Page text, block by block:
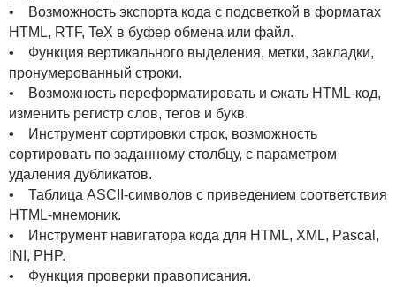
• Возможность экспорта кода с подсветкой в форматах
HTML, RTF, TeX в буфер обмена или файл.
• Функция вертикального выделения, метки, закладки,
пронумерованный строки.
• Возможность переформатировать и сжать HTML-код,
изменить регистр слов, тегов и букв.
• Инструмент сортировки строк, возможность
сортировать по заданному столбцу, с параметром
удаления дубликатов.
• Таблица ASCII-символов с приведением соответствия
HTML-мнемоник.
• Инструмент навигатора кода для HTML, XML, Pascal,
INI, PHP.
• Функция проверки правописания.